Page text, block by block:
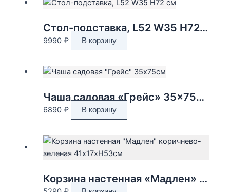
Стол-подставка, L52 W35 H72 см
9990 ₽ В корзину
Чаша садовая «Грейс» 35×75см
6890 ₽ В корзину
Корзина настенная «Мадлен» коричнево-зеленая 41x17xH53см